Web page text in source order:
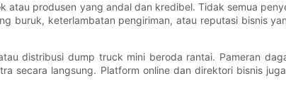
produsen yang andal dan kredibel. Tidak semua
keterlambatan pengiriman, atau reputasi bisnis
distribusi dump truck mini beroda rantai. Pameran
secara langsung. Platform online dan direktori bisnis